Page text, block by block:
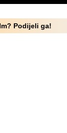
Podijeli ga!